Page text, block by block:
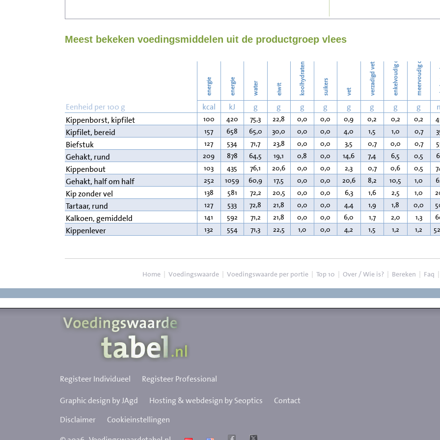
Wassen
Meest bekeken voedingsmiddelen uit de productgroep vlees
energie energie water eiwit koolhydraten suikers vet verzadigd vet enkelvoudig onverzadigd vet meervoudig onverzadigd vet
Eenheid per 100 g kcal kJ g g g g g g g g
Kippenborst, kipfilet
100 420 75,3 22,8 0,0 0,0 0,9 0,2 0,2 0,2
Kipfilet, bereid 157 658 65,0 30,0 0,0 0,0 4,0 1,5 1,0 0,7
Biefstuk 127 534 71,7 23,8 0,0 0,0 3,5 0,7 0,0 0,7
Gehakt, rund 209 878 64,5 19,1 0,8 0,0 14,6 7,4 6,5 0,5
Kippenbout 103 435 76,1 20,6 0,0 0,0 2,3 0,7 0,6 0,5
Gehakt, half om half 252 1059 60,9 17,5 0,0 0,0 20,6 8,2 10,5 1,0
Kip zonder vel 138 581 72,2 20,5 0,0 0,0 6,3 1,6 2,5 1,0
Tartaar, rund 127 533 72,8 21,8 0,0 0,0 4,4 1,9 1,8 0,0
Kalkoen, gemiddeld 141 592 71,2 21,8 0,0 0,0 6,0 1,7 2,0 1,3
Kippenlever 132 554 71,3 22,5 1,0 0,0 4,2 1,5 1,2 1,2
Home | Voedingswaarde | Voedingswaarde per portie | Top 10 | Over / Wie is? | Bereken | Faq |
Registeer Individueel Registeer Professional
Graphic design by JAgd Hosting & webdesign by Seoptics
Contact
Disclaimer
Cookieinstellingen